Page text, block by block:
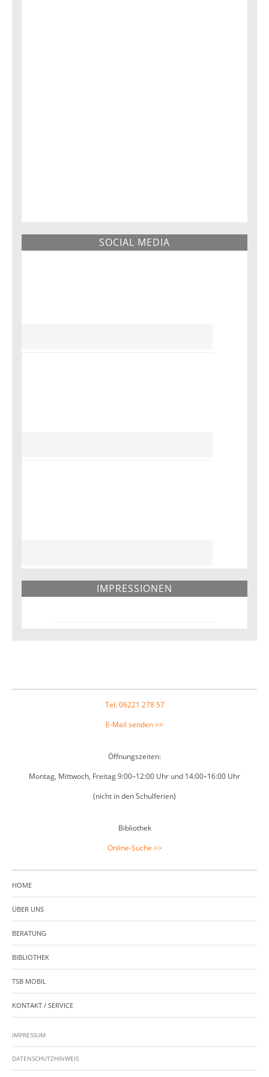
SOCIAL MEDIA
IMPRESSIONEN
Tel. 06221 278 57
E-Mail senden >>
Öffnungszeiten:
Montag, Mittwoch, Freitag 9:00–12:00 Uhr und 14:00–16:00 Uhr
(nicht in den Schulferien)
Bibliothek
Online-Suche >>
HOME
ÜBER UNS
BERATUNG
BIBLIOTHEK
TSB MOBIL
KONTAKT / SERVICE
IMPRESSUM
DATENSCHUTZHINWEIS